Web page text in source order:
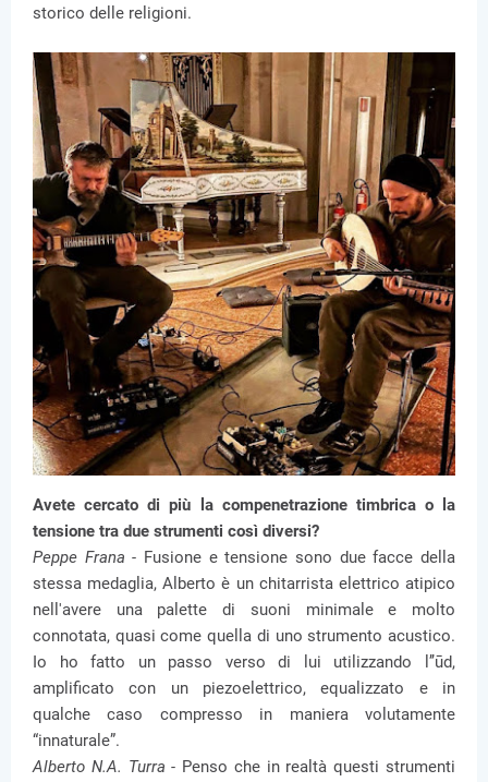
storico delle religioni.
Avete cercato di più la compenetrazione timbrica o la
tensione tra due strumenti così diversi?
Peppe Frana - Fusione e tensione sono due facce della
stessa medaglia, Alberto è un chitarrista elettrico atipico
nell'avere una palette di suoni minimale e molto
connotata, quasi come quella di uno strumento acustico.
Io ho fatto un passo verso di lui utilizzando l’’ūd,
amplificato con un piezoelettrico, equalizzato e in
qualche caso compresso in maniera volutamente
“innaturale”.
Alberto N.A. Turra - Penso che in realtà questi strumenti